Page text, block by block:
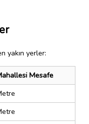
yakın yerler:
Mesafe